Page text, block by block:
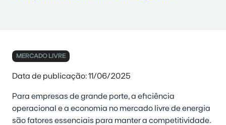
MERCADO LIVRE
Data de publicação: 11/06/2025
Para empresas de grande porte, a eficiência
operacional e a economia no mercado livre de energia
são fatores essenciais para manter a competitividade.